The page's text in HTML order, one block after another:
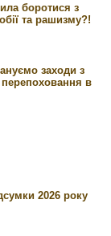
боротися з
та рашизму?!
заходи з
перепоховання в
2026 року